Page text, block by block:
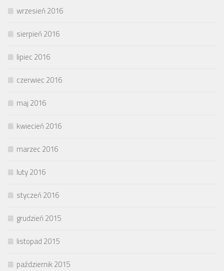
wrzesień 2016
sierpień 2016
lipiec 2016
czerwiec 2016
maj 2016
kwiecień 2016
marzec 2016
luty 2016
styczeń 2016
grudzień 2015
listopad 2015
październik 2015